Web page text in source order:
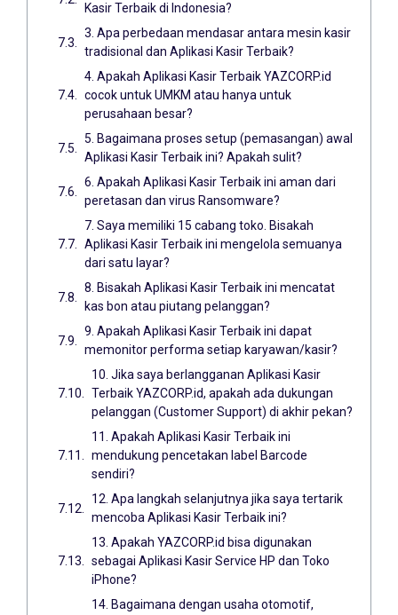
Kasir Terbaik di Indonesia?
3. Apa perbedaan mendasar antara mesin kasir
tradisional dan Aplikasi Kasir Terbaik?
4. Apakah Aplikasi Kasir Terbaik YAZCORP.id
cocok untuk UMKM atau hanya untuk
perusahaan besar?
5. Bagaimana proses setup (pemasangan) awal
Aplikasi Kasir Terbaik ini? Apakah sulit?
6. Apakah Aplikasi Kasir Terbaik ini aman dari
peretasan dan virus Ransomware?
7. Saya memiliki 15 cabang toko. Bisakah
Aplikasi Kasir Terbaik ini mengelola semuanya
dari satu layar?
8. Bisakah Aplikasi Kasir Terbaik ini mencatat
kas bon atau piutang pelanggan?
9. Apakah Aplikasi Kasir Terbaik ini dapat
memonitor performa setiap karyawan/kasir?
10. Jika saya berlangganan Aplikasi Kasir
Terbaik YAZCORP.id, apakah ada dukungan
pelanggan (Customer Support) di akhir pekan?
11. Apakah Aplikasi Kasir Terbaik ini
mendukung pencetakan label Barcode
sendiri?
12. Apa langkah selanjutnya jika saya tertarik
mencoba Aplikasi Kasir Terbaik ini?
13. Apakah YAZCORP.id bisa digunakan
sebagai Aplikasi Kasir Service HP dan Toko
iPhone?
14. Bagaimana dengan usaha otomotif,